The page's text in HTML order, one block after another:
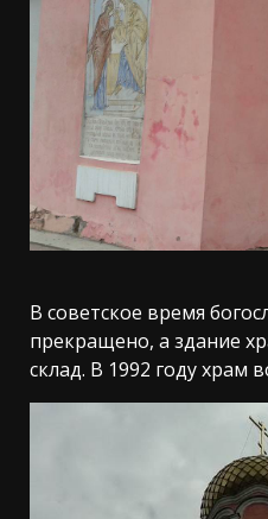
В советское время
прекращено, а здание
склад. В 1992 году